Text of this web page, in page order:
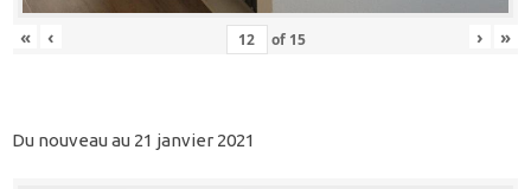
« ‹ of 15 › »
Du nouveau au 21 janvier 2021